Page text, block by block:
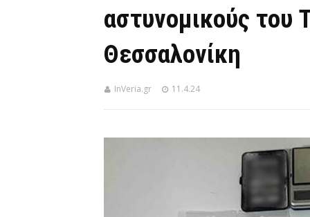
αστυνομικούς του
Θεσσαλονίκη
InVeria.gr 11.4.24